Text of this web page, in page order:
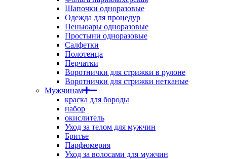
Шапочки одноразовые
Одежда для процедур
Пеньюары одноразовые
Простыни одноразовые
Салфетки
Полотенца
Перчатки
Воротнички для стрижки в рулоне
Воротнички для стрижки нетканые
Мужчинам
краска для бороды
набор
окислитель
Уход за телом для мужчин
Бритье
Парфюмерия
Уход за волосами для мужчин